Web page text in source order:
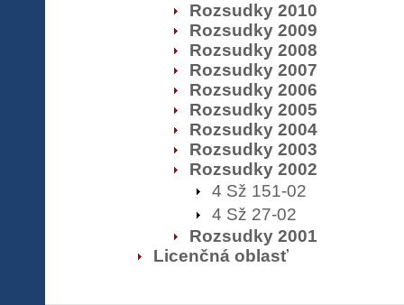
Rozsudky 2010
Rozsudky 2009
Rozsudky 2008
Rozsudky 2007
Rozsudky 2006
Rozsudky 2005
Rozsudky 2004
Rozsudky 2003
Rozsudky 2002
4 Sž 151-02
4 Sž 27-02
Rozsudky 2001
Licenčná oblasť